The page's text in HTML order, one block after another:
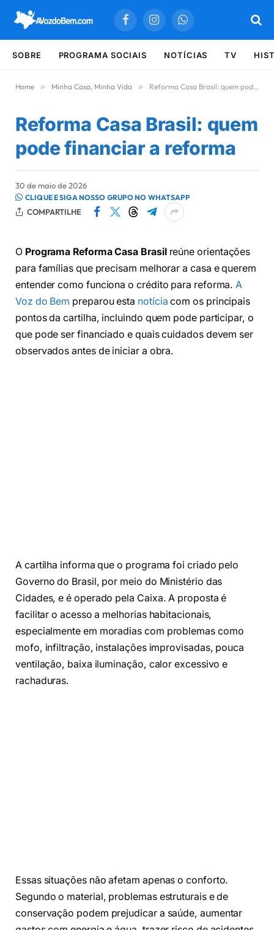
FacebookInstagramWhatsApp
SOBRE PROGRAMA SOCIAIS NOTÍCIAS TV
Home » Minha Casa, Minha Vida » Reforma Casa Brasil: quem pode financiar a reforma
Reforma Casa Brasil: quem
pode financiar a reforma
30 de maio de 2026
CLIQUE E SIGA NOSSO GRUPO NO WHATSAPP
COMPARTILHE
O Programa Reforma Casa Brasilreúne orientações
para famílias que precisam melhorar a casa e querem
entender como funciona o crédito para reforma.A
Voz do Bem preparou esta notícia com os principais
pontos da cartilha, incluindo quem pode participar, o
que pode ser financiado e quais cuidados devem ser
observados antes de iniciar a obra.
A cartilha informa que o programa foi criado pelo
Governo do Brasil, por meio do Ministério das
Cidades, e é operado pela Caixa. A proposta é
facilitar o acesso a melhorias habitacionais,
especialmente em moradias com problemas como
mofo, infiltração, instalações improvisadas, pouca
ventilação, baixa iluminação, calor excessivo e
rachaduras.
Essas situações não afetam apenas o conforto.
Segundo o material, problemas estruturais e de
conservação podem prejudicar a saúde, aumentar